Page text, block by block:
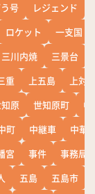
号 レジェンド
ロケット
一支国
三川内焼 三景台
重 上五島
上対
原 世知原町
中
町 中継車
中華
宮 事件
事務局
五島 五島市